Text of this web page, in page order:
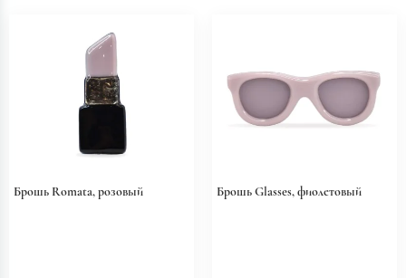
Брошь Romata, розовый Брошь Glasses, фиолетовый